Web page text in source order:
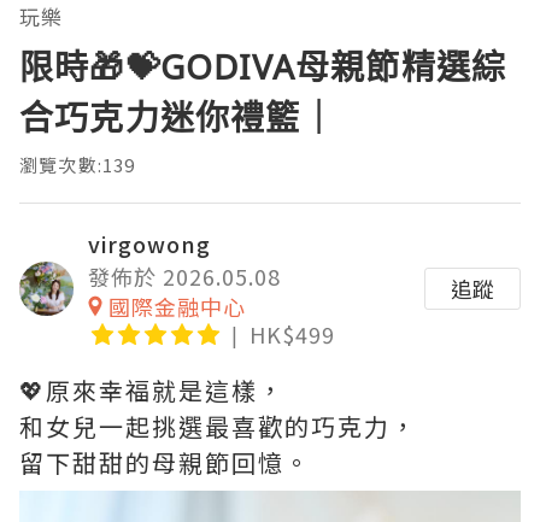
玩樂
限時🎁💝GODIVA母親節精選綜
合巧克力迷你禮籃｜
瀏覽次數:139
virgowong
發佈於 2026.05.08
國際金融中心
HK$499
追蹤
💖原來幸福就是這樣，
和女兒一起挑選最喜歡的巧克力，
留下甜甜的母親節回憶。